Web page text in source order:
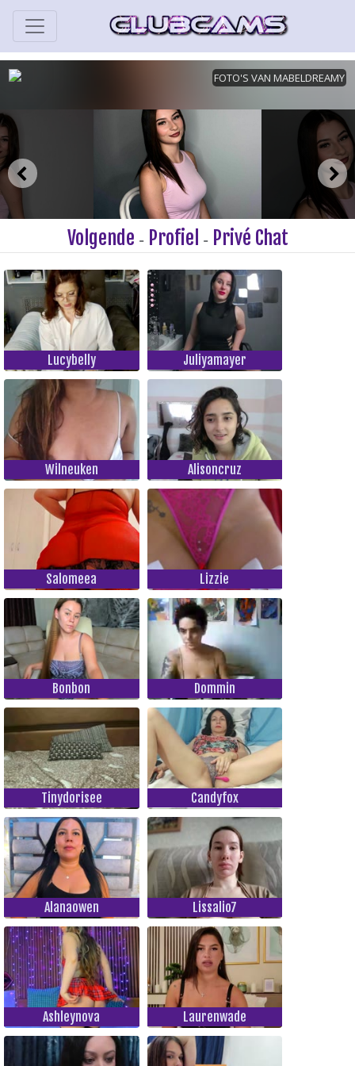
Volgende - Profiel - Privé Chat
Lucybelly Juliyamayer
Wilneuken Alisoncruz
Salomeea Lizzie
Bonbon Dommin
Tinydorisee Candyfox
Alanaowen Lissalio7
Ashleynova Laurenwade